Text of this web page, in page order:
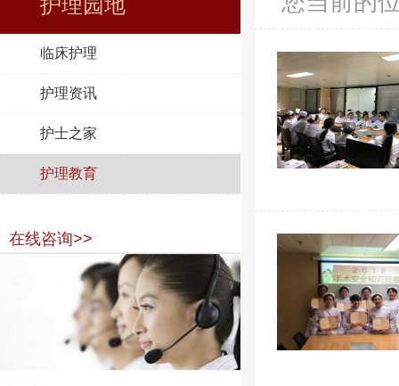
临床护理
护理资讯
护士之家
护理教育
在线咨询>>